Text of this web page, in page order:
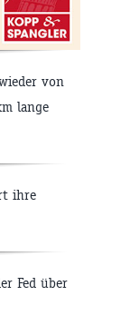
von
lange
ihre
Fed über